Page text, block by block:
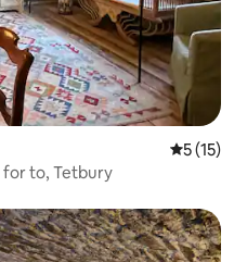
5 ud af 5
5 (15)
for to, Tetbury